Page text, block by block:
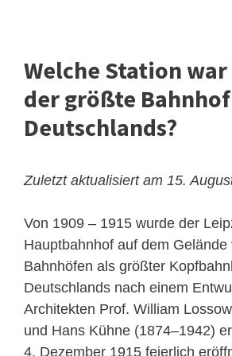
Welche Station war
der größte Bahnhof
Deutschlands?
Zuletzt aktualisiert am 15.
Von 1909 – 1915 wurde der
Hauptbahnhof auf dem Gelände
Bahnhöfen als größter
Deutschlands nach einem
Architekten Prof. William
und Hans Kühne (1874–1942)
4. Dezember 1915 feierlich